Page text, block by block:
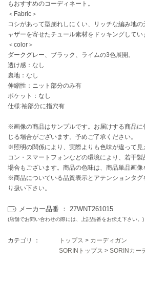
DANSKIN
ダンスキン
EIMY ISTOIRE
エイミー イストワール
emmi
エミ
エミ アトリエ
emmi yoga
エミヨガ
ETRÉ TOKYO
エトレトウキョウ
アイ
もおすすめのコーディネート。
＜Fabric＞
コシがあって型崩れしにくい、リッチな編み地
ャザーを寄せたチュール素材をドッキングしてい
＜color＞
ダークグレー、ブラック、ライムの3色展開。
透け感：なし
裏地：なし
伸縮性：ニット部分のみ有
ポケット：なし
仕様:袖部分に指穴有
※画像の商品はサンプルです。お届けする商品に
じる場合がございます。予めご了承ください。
※照明の関係により、実際よりも色味が違って見
コン・スマートフォンなどの環境により、若干
場合もございます。商品の色味は、商品単品画像
※商品についている品質表示とアテンションタグ
り扱い下さい。
メーカー品番 ： 27WNT261015
(店舗でお問い合わせの際には、上記品番をお伝え下さい。)
カテゴリ ： トップス > カーディガン
SORINトップス > SORINカー